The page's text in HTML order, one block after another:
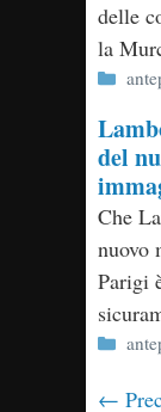
delle
la
del
Che
nuovo
Parigi
←